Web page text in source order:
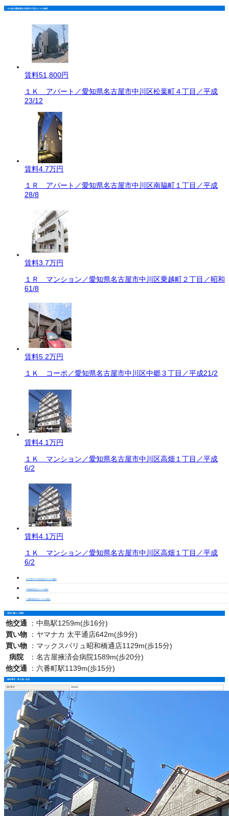
その他の愛知県名古屋市中川区の１Ｋの物件
賃料51,800円
１Ｋ アパート／愛知県名古屋市中川区松葉町４丁目／平成
23/12
賃料4.7万円
１Ｒ アパート／愛知県名古屋市中川区南脇町１丁目／平成
28/8
賃料3.7万円
１Ｒ マンション／愛知県名古屋市中川区乗越町２丁目／昭和
61/8
賃料5.2万円
１Ｋ コーポ／愛知県名古屋市中川区中郷３丁目／平成21/2
賃料4.1万円
１Ｋ マンション／愛知県名古屋市中川区高畑１丁目／平成
6/2
賃料4.1万円
１Ｋ マンション／愛知県名古屋市中川区高畑１丁目／平成
6/2
名古屋市中川区周辺の１Ｋの物件
中島駅周辺の１Ｋの物件
六番町駅周辺の１Ｋの物件
周辺の暮らし情報
他交通 ： 中島駅1259m(歩16分)
買い物
： ヤマナカ 太平通店642m(歩9分)
買い物
： マックスバリュ昭和橋通店1129m(歩15分)
病院
： 名古屋掖済会病院1589m(歩20分)
他交通
： 六番町駅1139m(歩15分)
物件番号・取り扱い支店
物件番号 5050402